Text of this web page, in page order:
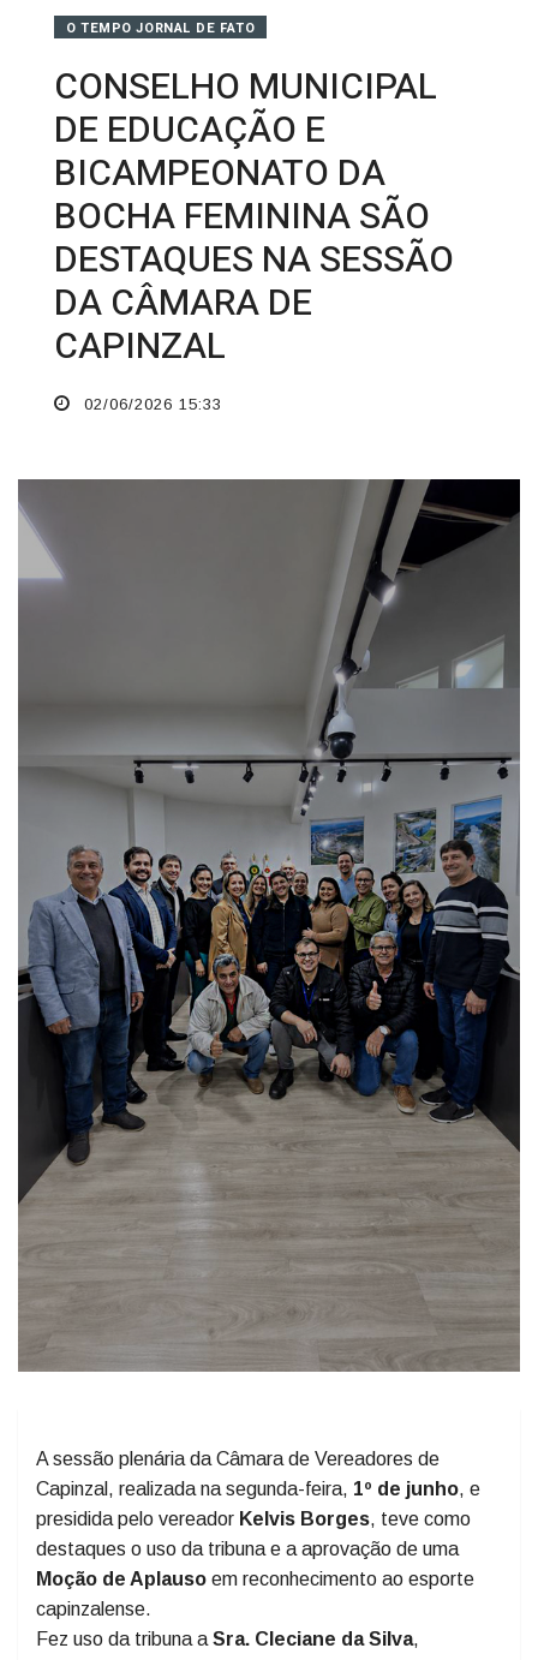
O TEMPO JORNAL DE FATO
CONSELHO MUNICIPAL
DE EDUCAÇÃO E
BICAMPEONATO DA
BOCHA FEMININA SÃO
DESTAQUES NA SESSÃO
DA CÂMARA DE
A sessão plenária da Câmara de Vereadores de
Capinzal, realizada na segunda-feira,1º de junho, e
presidida pelo vereador
destaques o uso da tribuna e a aprovação de uma